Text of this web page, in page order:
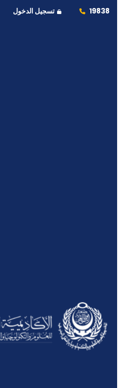
19838 تسجيل الدخول